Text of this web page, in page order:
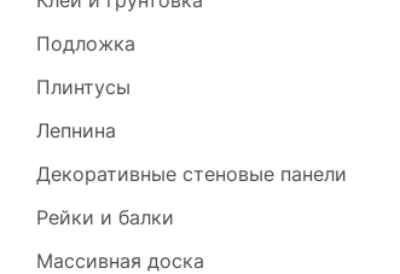
Подложка
Плинтусы
Лепнина
Декоративные стеновые панели
Рейки и балки
Массивная доска